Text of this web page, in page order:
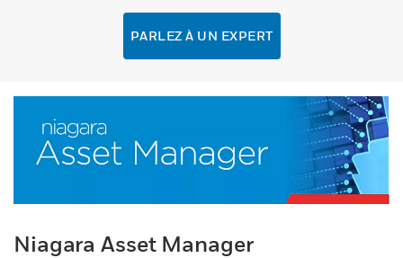
PARLEZ À UN EXPERT
Niagara Asset Manager